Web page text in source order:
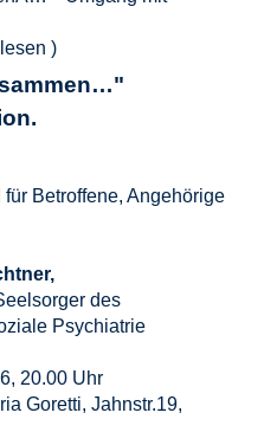
)
Betroffene, Angehörige
des
Psychiatrie
20.00 Uhr
Goretti, Jahnstr.19,